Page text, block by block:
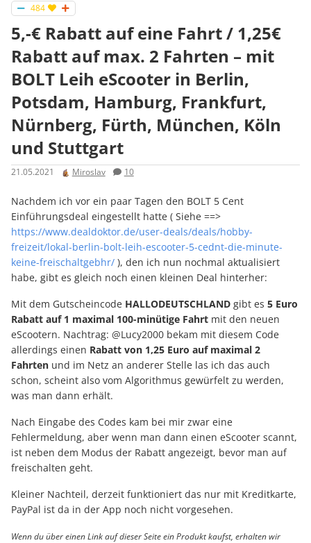
484
5,-€ Rabatt auf eine Fahrt / 1,25€
Rabatt auf max. 2 Fahrten – mit
BOLT Leih eScooter in Berlin,
Potsdam, Hamburg, Frankfurt,
Nürnberg, Fürth, München, Köln
und Stuttgart
21.05.2021 Miroslav 10
Nachdem ich vor ein paar Tagen den BOLT 5 Cent
Einführungsdeal eingestellt hatte ( Siehe ==>
https://www.dealdoktor.de/user-deals/deals/hobby-
freizeit/lokal-berlin-bolt-leih-escooter-5-cednt-die-minute-
keine-freischaltgebhr/ ), den ich nun nochmal aktualisiert
habe, gibt es gleich noch einen kleinen Deal hinterher:
Mit dem Gutscheincode HALLODEUTSCHLAND gibt es 5 Euro
Rabatt auf 1 maximal 100-minütige Fahrt mit den neuen
eScootern. Nachtrag: @Lucy2000 bekam mit diesem Code
allerdings einen Rabatt von 1,25 Euro auf maximal 2
Fahrten und im Netz an anderer Stelle las ich das auch
schon, scheint also vom Algorithmus gewürfelt zu werden,
was man dann erhält.
Nach Eingabe des Codes kam bei mir zwar eine
Fehlermeldung, aber wenn man dann einen eScooter scannt,
ist neben dem Modus der Rabatt angezeigt, bevor man auf
freischalten geht.
Kleiner Nachteil, derzeit funktioniert das nur mit Kreditkarte,
PayPal ist da in der App noch nicht vorgesehen.
Wenn du über einen Link auf dieser Seite ein Produkt kaufst, erhalten wir